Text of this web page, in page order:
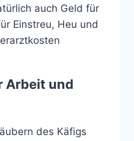
auch Geld für
Einstreu, Heu und
Arbeit und
des Käfigs